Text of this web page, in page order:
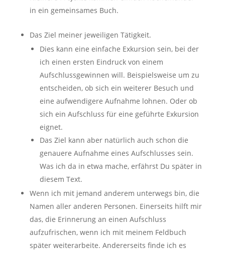
in ein gemeinsames Buch.
Das Ziel meiner jeweiligen Tätigkeit.
Dies kann eine einfache Exkursion sein, bei der
ich einen ersten Eindruck von einem
Aufschlussgewinnen will. Beispielsweise um zu
entscheiden, ob sich ein weiterer Besuch und
eine aufwendigere Aufnahme lohnen. Oder ob
sich ein Aufschluss für eine geführte Exkursion
eignet.
Das Ziel kann aber natürlich auch schon die
genauere Aufnahme eines Aufschlusses sein.
Was ich da in etwa mache, erfährst Du später in
diesem Text.
Wenn ich mit jemand anderem unterwegs bin, die
Namen aller anderen Personen. Einerseits hilft mir
das, die Erinnerung an einen Aufschluss
aufzufrischen, wenn ich mit meinem Feldbuch
später weiterarbeite. Andererseits finde ich es